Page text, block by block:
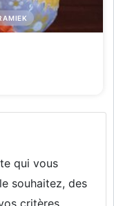
qui vous
souhaitez, des
critères.